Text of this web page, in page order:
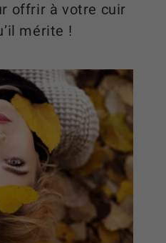
offrir à votre cuir
mérite !